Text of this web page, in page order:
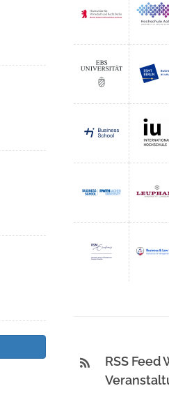
RSS Feed